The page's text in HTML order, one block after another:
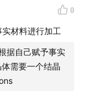
0
材料进行加工
据自己赋予事实
需要一个结晶